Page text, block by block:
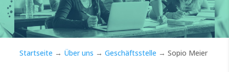
Startseite → Über uns →Geschäftsstelle →Sopio Meier